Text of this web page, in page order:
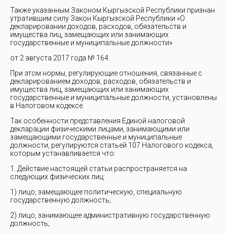
Также указанным Законом Кыргызской Республики признан
утратившим силу Закон Кыргызской Республики «О
декларировании доходов, расходов, обязательств и
имущества лиц, замещающих или занимающих
государственные и муниципальные должности»
от 2 августа 2017 года № 164.
При этом нормы, регулирующие отношения, связанные с
декларированием доходов, расходов, обязательств и
имущества лиц, замещающих или занимающих
государственные и муниципальные должности, установлены
в Налоговом кодексе.
Так особенности представления Единой налоговой
декларации физическими лицами, занимающими или
замещающими государственные и муниципальные
должности, регулируются статьей 107 Налогового кодекса,
которым устанавливается что:
1. Действие настоящей статьи распространяется на
следующих физических лиц:
1) лицо, замещающее политическую, специальную
государственную должность;
2) лицо, занимающее административную государственную
должность;